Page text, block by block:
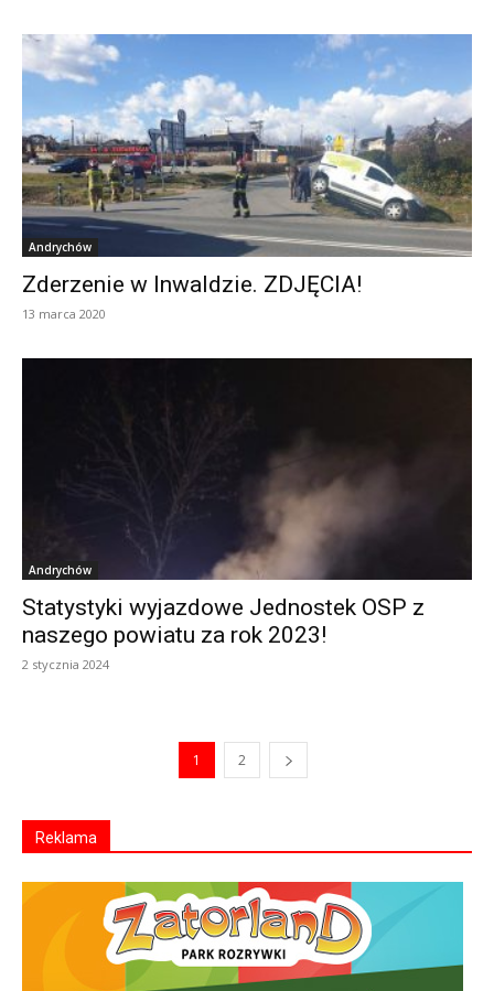
Andrychów
Zderzenie w Inwaldzie. ZDJĘCIA!
13 marca 2020
Andrychów
Statystyki wyjazdowe Jednostek OSP z
naszego powiatu za rok 2023!
2 stycznia 2024
1 2
Reklama